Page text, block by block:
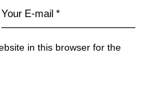
in this browser for the